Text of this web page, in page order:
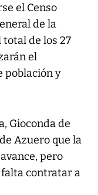
el Censo
de la
de los 27
el
población y
Gioconda de
Azuero que la
pero
falta contratar a